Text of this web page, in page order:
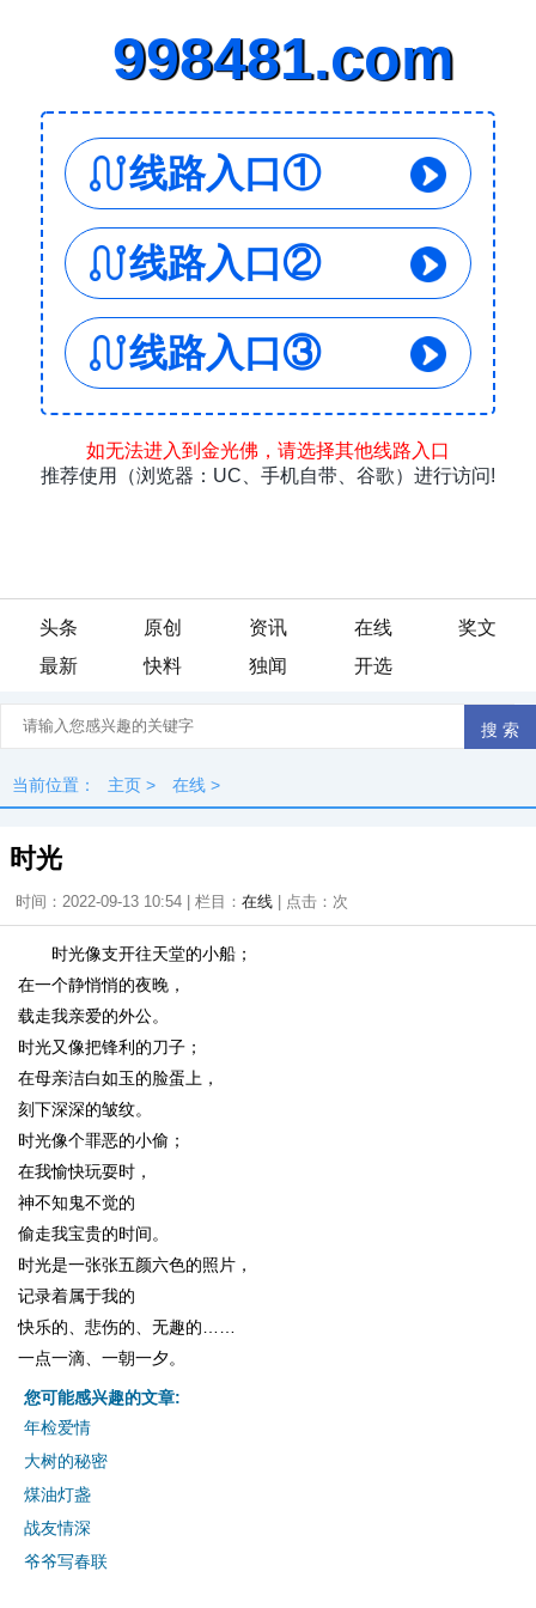
头条 原创 资讯 在线
奖文
最新
快料 独闻 开选
当前位置： 主页 > 在线 >
时光
时间：2022-09-13 10:54 | 栏目： 在线 | 点击： 次
时光像支开往天堂的小船；
在一个静悄悄的夜晚，
载走我亲爱的外公。
时光又像把锋利的刀子；
在母亲洁白如玉的脸蛋上，
刻下深深的皱纹。
时光像个罪恶的小偷；
在我愉快玩耍时，
神不知鬼不觉的
偷走我宝贵的时间。
时光是一张张五颜六色的照片，
记录着属于我的
快乐的、悲伤的、无趣的……
一点一滴、一朝一夕。
您可能感兴趣的文章:
年检爱情
大树的秘密
煤油灯盏
战友情深
爷爷写春联